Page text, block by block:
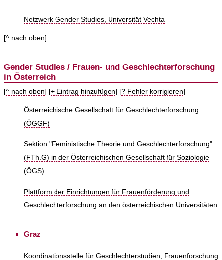
Netzwerk Gender Studies, Universität Vechta
[^ nach oben]
Gender Studies / Frauen- und Geschlechterforschung
in Österreich
[^ nach oben] [+ Eintrag hinzufügen] [? Fehler korrigieren]
Österreichische Gesellschaft für Geschlechterforschung
(ÖGGF)
Sektion "Feministische Theorie und Geschlechterforschung"
(FTh.G) in der Österreichischen Gesellschaft für Soziologie
(ÖGS)
Plattform der Einrichtungen für Frauenförderung und
Geschlechterforschung an den österreichischen Universitäten
Graz
Koordinationsstelle für Geschlechterstudien, Frauenforschung